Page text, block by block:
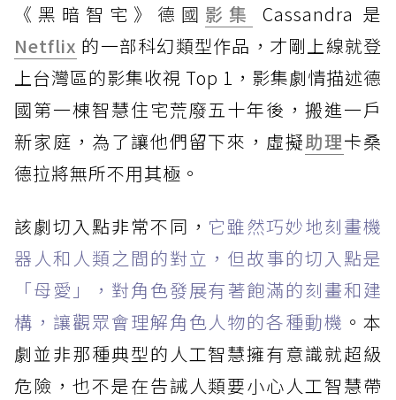
《黑暗智宅》 德國 影集
Cassandra 是
Netflix 的一部科幻類型作品，才剛上線就登
上台灣區的影集收視 Top 1，影集劇情描述德
國第一棟智慧住宅荒廢五十年後，搬進一戶
新家庭，為了讓他們留下來，虛擬助理卡桑
德拉將無所不用其極。
該劇切入點非常不同， 它雖然巧妙地刻畫機
器人和人類之間的對立，但故事的切入點是
「母愛」，對角色發展有著飽滿的刻畫和建
構，讓觀眾會理解角色人物的各種動機 。本
劇並非那種典型的人工智慧擁有意識就超級
危險，也不是在告誡人類要小心人工智慧帶